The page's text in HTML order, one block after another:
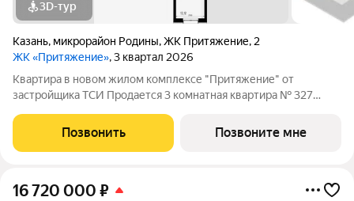
3D-тур
Казань, микрорайон Родины,ЖК Притяжение, 2
ЖК «Притяжение», 3 квартал 2026
Квартира в новом жилом комплексе "Притяжение" от
застройщика ТСИ Продается 3 комнатная квартира № 327
дома. О КОМПЛЕКСЕ ЖК «Притяжение» это комфорт и
эстетика в каждом метре. Четыре дома
Позвонить Позвоните мне
16 720 000 ₽